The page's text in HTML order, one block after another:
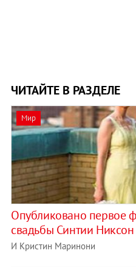
ЧИТАЙТЕ В РАЗДЕЛЕ
Мир
Опубликовано первое
свадьбы Синтии Никсон
И Кристин Маринони